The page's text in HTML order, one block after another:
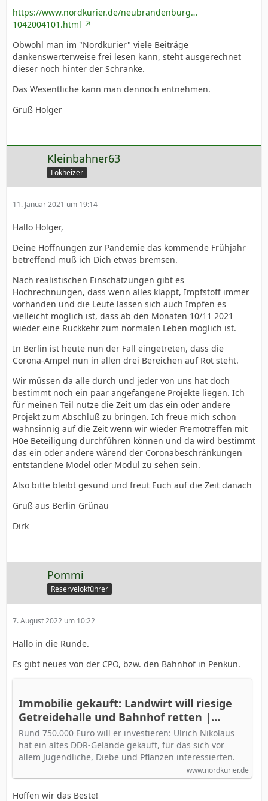
https://www.nordkurier.de/neubrandenburg…
1042004101.html
Obwohl man im "Nordkurier" viele Beiträge
dankenswerterweise frei lesen kann, steht ausgerechnet
dieser noch hinter der Schranke.
Das Wesentliche kann man dennoch entnehmen.
Gruß Holger
Kleinbahner63
Lokheizer
11. Januar 2021 um 19:14
Hallo Holger,
Deine Hoffnungen zur Pandemie das kommende Frühjahr
betreffend muß ich Dich etwas bremsen.
Nach realistischen Einschätzungen gibt es
Hochrechnungen, dass wenn alles klappt, Impfstoff immer
vorhanden und die Leute lassen sich auch Impfen es
vielleicht möglich ist, dass ab den Monaten 10/11 2021
wieder eine Rückkehr zum normalen Leben möglich ist.
In Berlin ist heute nun der Fall eingetreten, dass die
Corona-Ampel nun in allen drei Bereichen auf Rot steht.
Wir müssen da alle durch und jeder von uns hat doch
bestimmt noch ein paar angefangene Projekte liegen. Ich
für meinen Teil nutze die Zeit um das ein oder andere
Projekt zum Abschluß zu bringen. Ich freue mich schon
wahnsinnig auf die Zeit wenn wir wieder Fremotreffen mit
H0e Beteiligung durchführen können und da wird bestimmt
das ein oder andere wärend der Coronabeschränkungen
entstandene Model oder Modul zu sehen sein.
Also bitte bleibt gesund und freut Euch auf die Zeit danach
Gruß aus Berlin Grünau
Dirk
Pommi
Reservelokführer
7. August 2022 um 10:22
Hallo in die Runde.
Es gibt neues von der CPO, bzw. den Bahnhof in Penkun.
Immobilie gekauft: Landwirt will riesige
Getreidehalle und Bahnhof retten |
Nordkurier.de
Rund 750.000 Euro will er investieren: Ulrich Nikolaus
hat ein altes DDR-Gelände gekauft, für das sich vor
allem Jugendliche, Diebe und Pflanzen interessierten.
www.nordkurier.de
Hoffen wir das Beste!